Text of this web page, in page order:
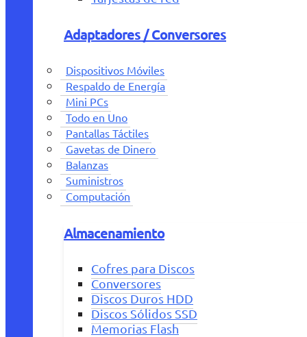
Adaptadores / Conversores
Dispositivos Móviles
Respaldo de Energía
Mini PCs
Todo en Uno
Pantallas Táctiles
Gavetas de Dinero
Balanzas
Suministros
Computación
Almacenamiento
Cofres para Discos
Conversores
Discos Duros HDD
Discos Sólidos SSD
Memorias Flash